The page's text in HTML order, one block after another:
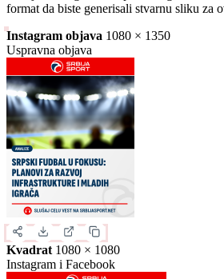
Ovo je samo generički prikaz izgleda
Instagram objava
Uspravna objava
Kvadrat1080 × 1080